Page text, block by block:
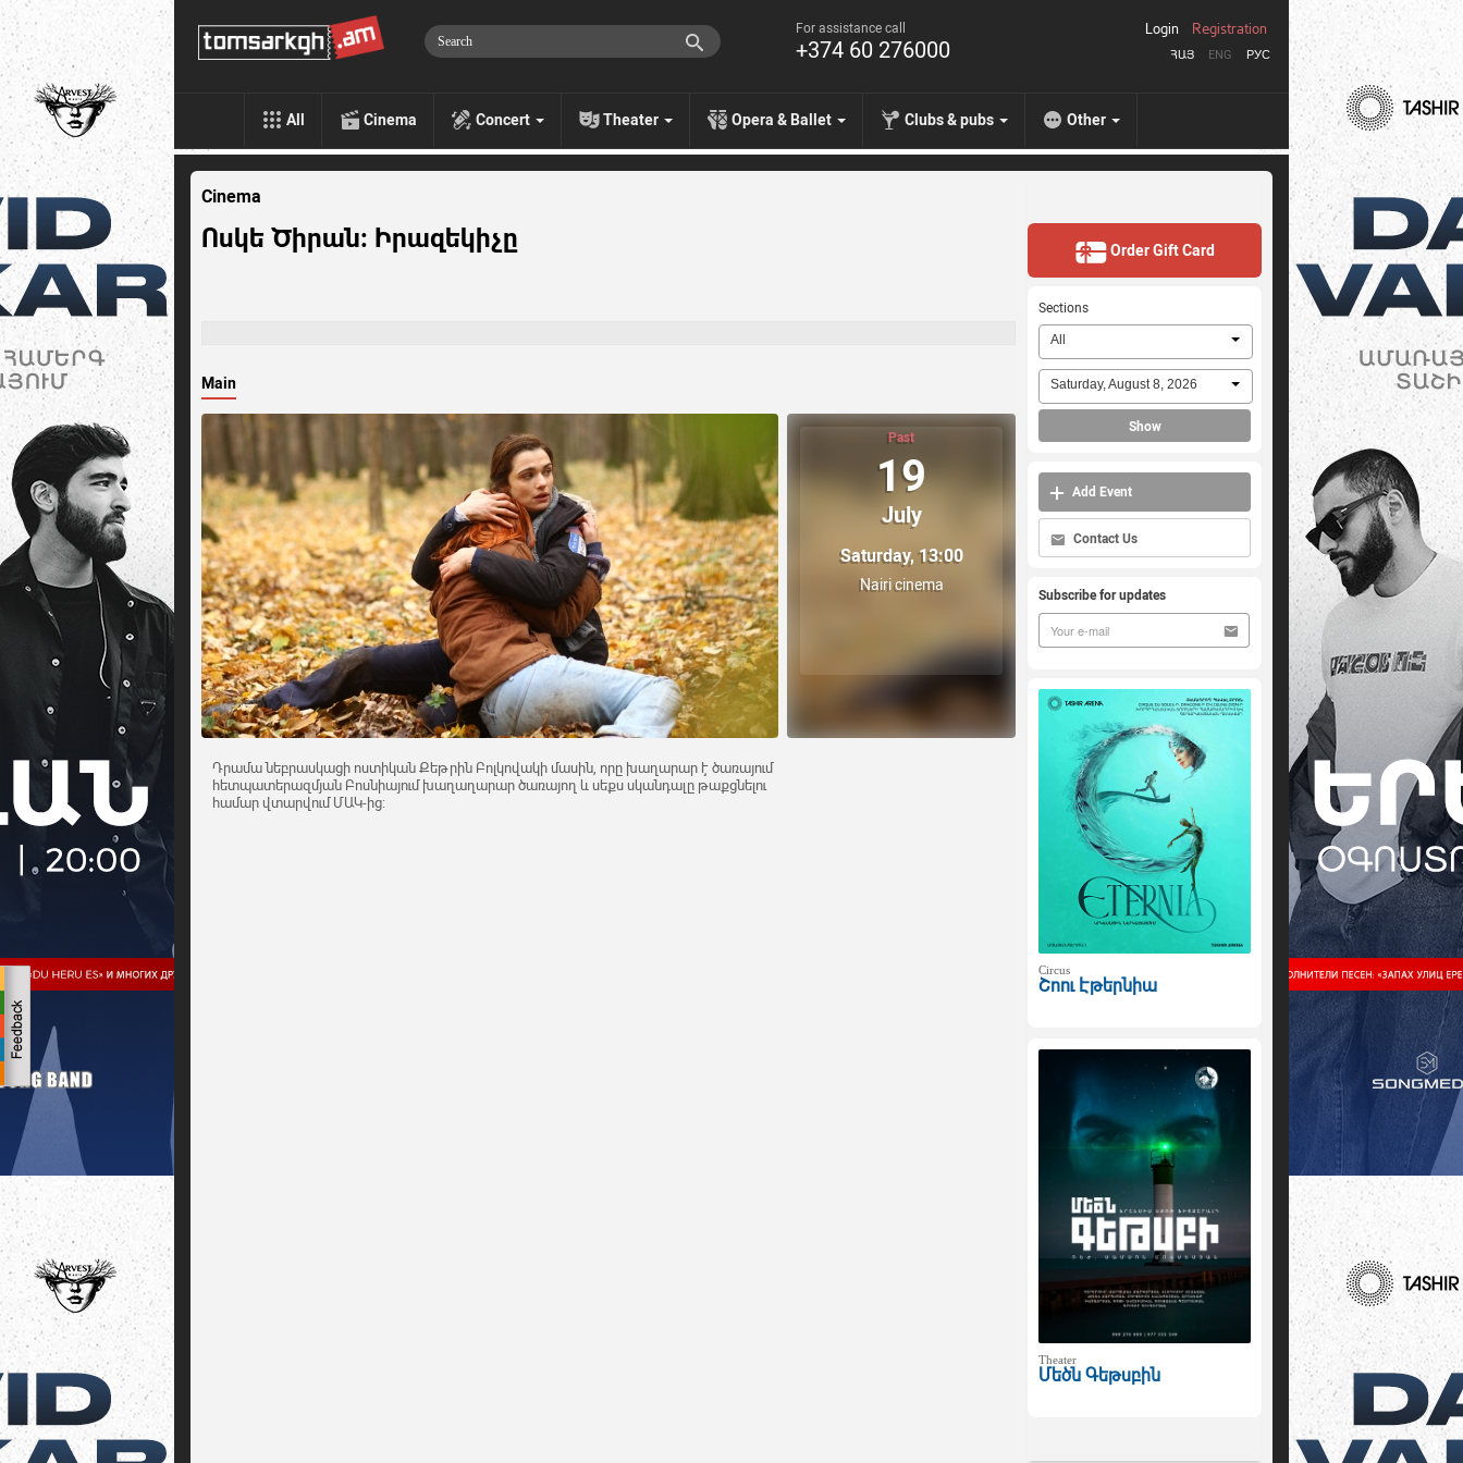
For assistance call
+374 60 276000 ՀԱՅ ENG РУС
Login Registration
All Cinema Concert Theater Opera & Ballet Clubs & pubs Other
Cinema
Ոսկե Ծիրան: Իրազեկիչը
Main
Past
19
July
Saturday, 13:00
Nairi cinema
Դրամա նեբրասկացի ոստիկան Քեթրին Բոլկովակի մասին, որը խաղարար է ծառայում
հետպատերազմյան Բոսնիայում խաղաղարար ծառայող և սեքս սկանդալը թաքցնելու
համար վտարվում ՄԱԿ-ից:
Order Gift Card
Sections
All
Saturday, August 8, 2026
Show
Add Event
Contact Us
Subscribe for updates
Circus
Շոու Էթերնիա
Theater
Մեծն Գեթսբին